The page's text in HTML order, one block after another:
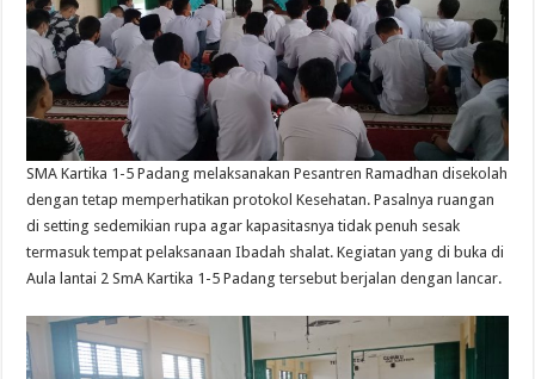
SMA Kartika 1-5 Padang melaksanakan Pesantren Ramadhan disekolah
dengan tetap memperhatikan protokol Kesehatan. Pasalnya ruangan
di setting sedemikian rupa agar kapasitasnya tidak penuh sesak
termasuk tempat pelaksanaan Ibadah shalat. Kegiatan yang di buka di
Aula lantai 2 SmA Kartika 1-5 Padang tersebut berjalan dengan lancar.